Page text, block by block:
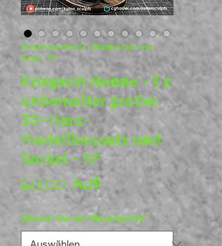
Artikelnummer: G - Warrior Nun and
Base - KF
Kriegerin Nonne - 1 x
unbemalter großer
3D-Harz-
Modellbausatz und
Sockel - KF
60,00 AU$Preis
Wählen Sie die Skalengröße *